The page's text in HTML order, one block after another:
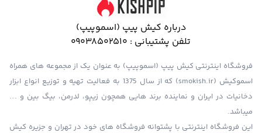
درباره کیش پیپ (اسموپیپ)
تلفن پشتیبانی : 09038502510
فروشگاه اینترنتی کیش پیپ (اسموپیپ) به عنوان یک از مجموعه های همراه
اسموکیش (smokish.ir) که از سال 1375 به فعالیت تهیه و توزیع انواع ابزار
دخانیات در ایران و نماینده برند هایی همچون زیپو، لدرمن، بیگ بین و …
میباشد.
این فروشگاه اینترنتی با پشتوانه فروشگاه های خود در تهران و جزیره کیش